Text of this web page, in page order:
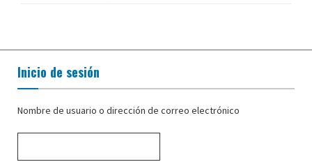
Inicio de sesión
Nombre de usuario o dirección de correo electrónico